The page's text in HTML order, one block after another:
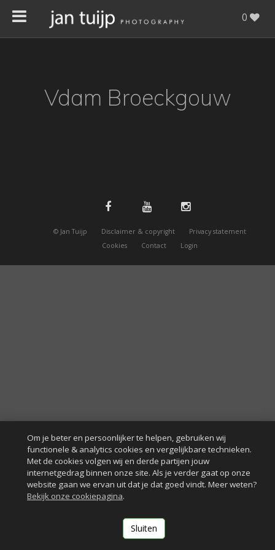
0
Vdam Broeckgouw
© Jan Tuijp Disclaimer & copyright
Privacy statement
Cookies
Contact Login
Om je beter en persoonlijker te helpen, gebruiken wij
functionele & analytics cookies en vergelijkbare technieken.
Met de cookies volgen wij en derde partijen jouw
internetgedrag binnen onze site. Als je verder gaat op onze
website gaan we ervan uit dat je dat goed vindt. Meer weten?
Bekijk onze cookiepagina.
Sluiten